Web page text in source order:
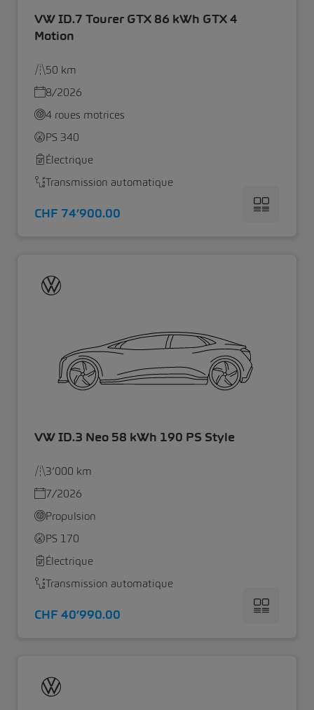
VW ID.7 Tourer GTX 86 kWh GTX 4
Motion
50 km
8/2026
4 roues motrices
PS 340
Électrique
Transmission automatique
CHF 74’900.00
VW ID.3 Neo 58 kWh 190 PS Style
3’000 km
7/2026
Propulsion
PS 170
Électrique
Transmission automatique
CHF 40’990.00